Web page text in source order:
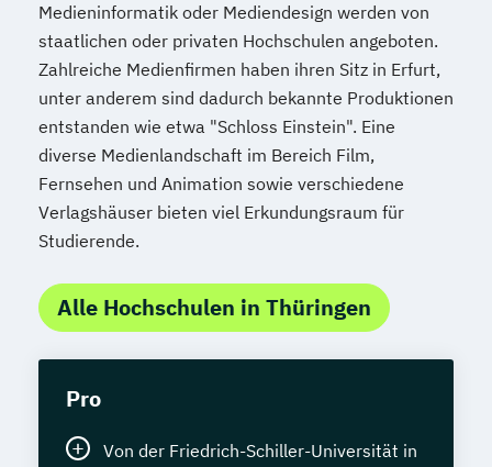
Medieninformatik oder Mediendesign werden von
staatlichen oder privaten Hochschulen angeboten.
Zahlreiche Medienfirmen haben ihren Sitz in Erfurt,
unter anderem sind dadurch bekannte Produktionen
entstanden wie etwa "Schloss Einstein". Eine
diverse Medienlandschaft im Bereich Film,
Fernsehen und Animation sowie verschiedene
Verlagshäuser bieten viel Erkundungsraum für
Studierende.
Alle Hochschulen in Thüringen
Pro
Von der Friedrich-Schiller-Universität in